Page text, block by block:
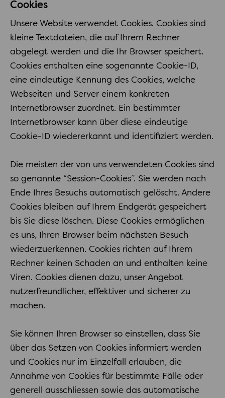
Cookies
Unsere Website verwendet Cookies. Cookies sind
kleine Textdateien, die auf Ihrem Rechner
abgelegt werden und die Ihr Browser speichert.
Cookies enthalten eine sogenannte Cookie-ID,
eine eindeutige Kennung des Cookies, welche
Webseiten und Server einem konkreten
Internetbrowser zuordnet. Ein bestimmter
Internetbrowser kann über diese eindeutige
Cookie-ID wiedererkannt und identifiziert werden.
Die meisten der von uns verwendeten Cookies sind
so genannte “Session-Cookies”. Sie werden nach
Ende Ihres Besuchs automatisch gelöscht. Andere
Cookies bleiben auf Ihrem Endgerät gespeichert
bis Sie diese löschen. Diese Cookies ermöglichen
es uns, Ihren Browser beim nächsten Besuch
wiederzuerkennen. Cookies richten auf Ihrem
Rechner keinen Schaden an und enthalten keine
Viren. Cookies dienen dazu, unser Angebot
nutzerfreundlicher, effektiver und sicherer zu
machen.
Sie können Ihren Browser so einstellen, dass Sie
über das Setzen von Cookies informiert werden
und Cookies nur im Einzelfall erlauben, die
Annahme von Cookies für bestimmte Fälle oder
generell ausschliessen sowie das automatische